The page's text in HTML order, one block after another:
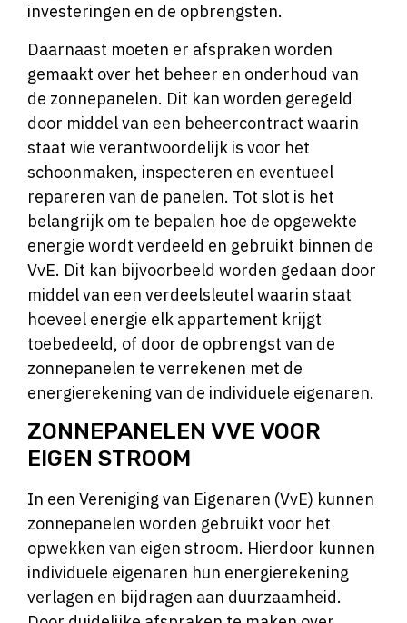
investeringen en de opbrengsten.
Daarnaast moeten er afspraken worden
gemaakt over het beheer en onderhoud van
de zonnepanelen. Dit kan worden geregeld
door middel van een beheercontract waarin
staat wie verantwoordelijk is voor het
schoonmaken, inspecteren en eventueel
repareren van de panelen. Tot slot is het
belangrijk om te bepalen hoe de opgewekte
energie wordt verdeeld en gebruikt binnen de
VvE. Dit kan bijvoorbeeld worden gedaan door
middel van een verdeelsleutel waarin staat
hoeveel energie elk appartement krijgt
toebedeeld, of door de opbrengst van de
zonnepanelen te verrekenen met de
energierekening van de individuele eigenaren.
ZONNEPANELEN VVE VOOR
EIGEN STROOM
In een Vereniging van Eigenaren (VvE) kunnen
zonnepanelen worden gebruikt voor het
opwekken van eigen stroom. Hierdoor kunnen
individuele eigenaren hun energierekening
verlagen en bijdragen aan duurzaamheid.